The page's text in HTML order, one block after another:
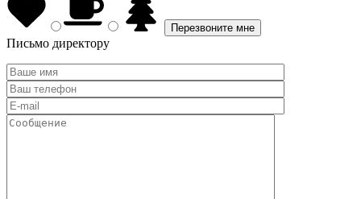
Письмо директору